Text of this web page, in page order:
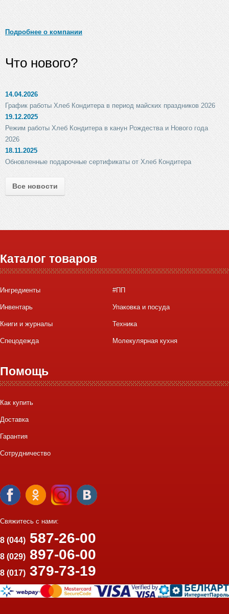
Подробнее о компании
Что нового?
14.04.2026
График работы Хлеб Кондитера в период майских праздников 2026
19.12.2025
Режим работы Хлеб Кондитера в канун Рождества и Нового года
2026
18.11.2025
Обновленные подарочные сертификаты от Хлеб Кондитера
Все новости
Каталог товаров
Ингредиенты #ПП
Инвентарь Упаковка и посуда
Книги и журналы Техника
Спецодежда Молекулярная кухня
Помощь
Как купить
Доставка
Гарантия
Сотрудничество
Свяжитесь с нами:
8 (044) 587-26-00
8 (029) 897-06-00
8 (017) 379-73-19